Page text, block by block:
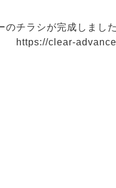
のチラシが完成しまし
https://clear-